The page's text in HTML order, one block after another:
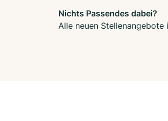
Nichts Passendes dabei?
Alle neuen